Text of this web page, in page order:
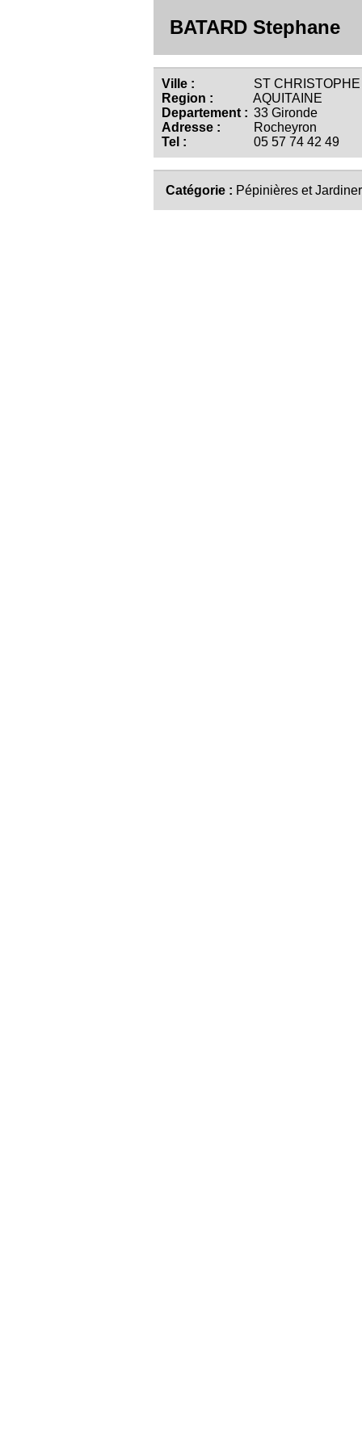
BATARD Stephane
Ville :
ST
Region :
AQUITAINE
Departement : 33 Gironde
Adresse :
Rocheyron
Tel :
05 57 74 42 49
Catégorie : Pépinières et